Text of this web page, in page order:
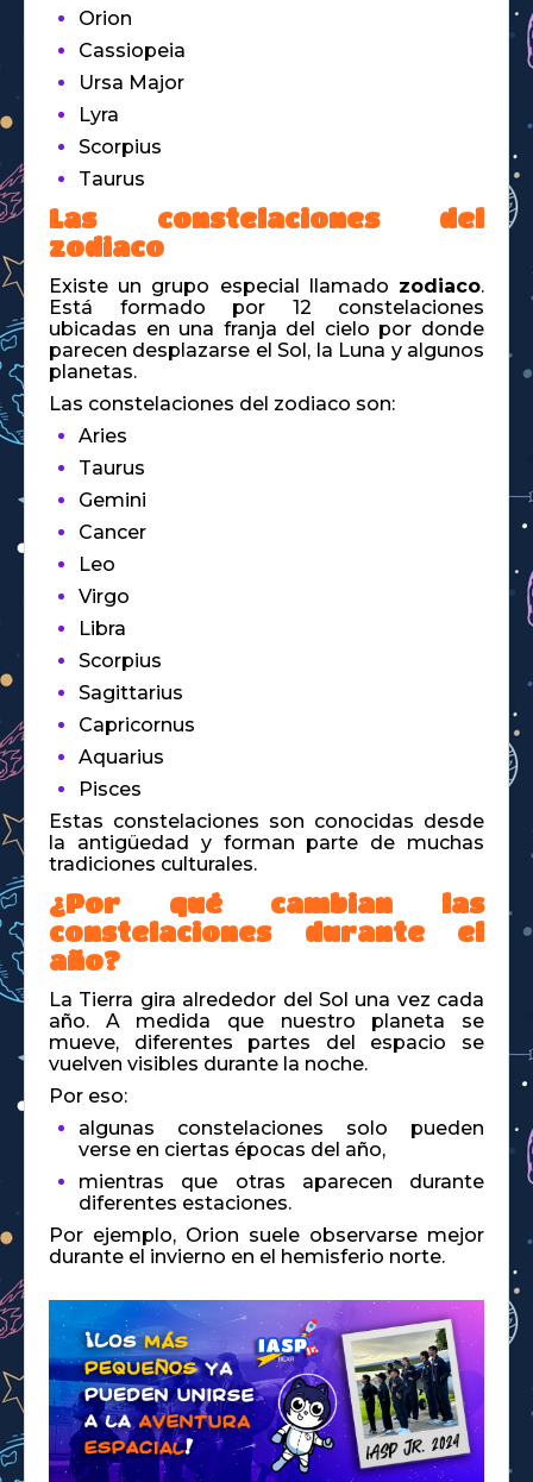
Orion
Cassiopeia
Ursa Major
Lyra
Scorpius
Taurus
Las constelaciones del
zodiaco
Existe un grupo especial llamado zodiaco.
Está formado por 12 constelaciones
ubicadas en una franja del cielo por donde
parecen desplazarse el Sol, la Luna y algunos
planetas.
Las constelaciones del zodiaco son:
Aries
Taurus
Gemini
Cancer
Leo
Virgo
Libra
Scorpius
Sagittarius
Capricornus
Aquarius
Pisces
Estas constelaciones son conocidas desde
la antigüedad y forman parte de muchas
tradiciones culturales.
¿Por qué cambian las
constelaciones durante el
año?
La Tierra gira alrededor del Sol una vez cada
año. A medida que nuestro planeta se
mueve, diferentes partes del espacio se
vuelven visibles durante la noche.
Por eso:
algunas constelaciones solo pueden
verse en ciertas épocas del año,
mientras que otras aparecen durante
diferentes estaciones.
Por ejemplo, Orion suele observarse mejor
durante el invierno en el hemisferio norte.